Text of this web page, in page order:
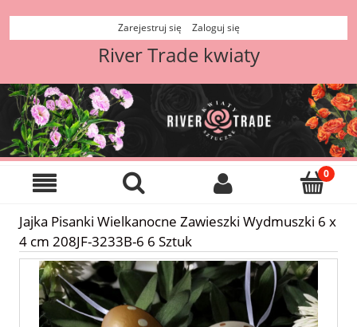
Zarejestruj się Zaloguj się
River Trade kwiaty
Jajka Pisanki Wielkanocne Zawieszki Wydmuszki 6 x
4 cm 208JF-3233B-6 6 Sztuk